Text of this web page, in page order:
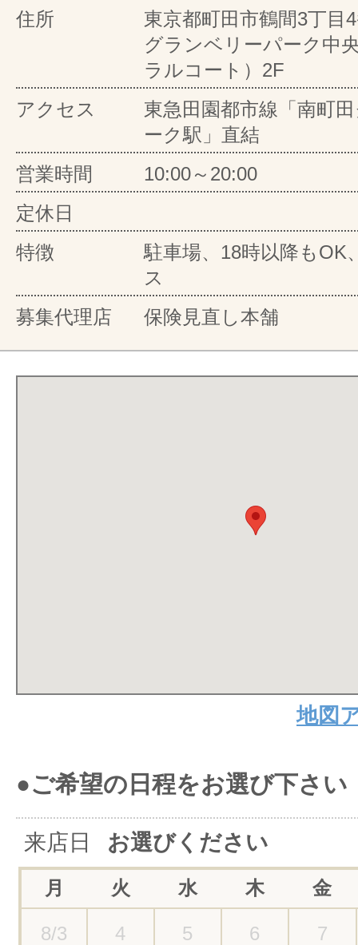
住所
東京都町田市鶴間3丁目
グランベリーパーク中
ラルコート）2F
アクセス
東急田園都市線「南町
ーク駅」直結
営業時間
10:00～20:00
定休日
特徴
駐車場、18時以降もOK
ス
募集代理店
保険見直し本舗
地図
●ご希望の日程をお選び下さい
来店日 お選びください
月 火 水 木 金
8/3 4 5 6 7